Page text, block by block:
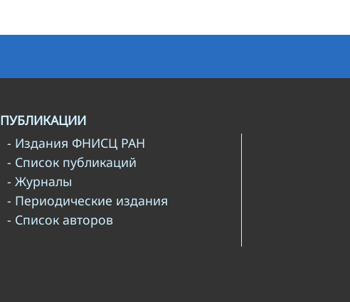
ПУБЛИКАЦИИ
- Издания ФНИСЦ РАН
- Список публикаций
- Журналы
- Периодические издания
- Список авторов